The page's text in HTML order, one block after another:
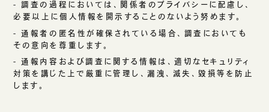
- 調査の過程においては、関係者のプライバシーに配慮し、
必要以上に個人情報を開示することのないよう努めます。
- 通報者の匿名性が確保されている場合、調査においても
その意向を尊重します。
- 通報内容および調査に関する情報は、適切なセキュリティ
対策を講じた上で厳重に管理し、漏洩、滅失、毀損等を防止
します。